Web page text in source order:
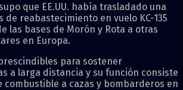
que EE.UU. había trasladado una
de reabastecimiento en vuelo KC-135
las bases de Morón y Rota a otras
en Europa.
para sostener
a larga distancia y su función consiste
combustible a cazas y bombarderos en